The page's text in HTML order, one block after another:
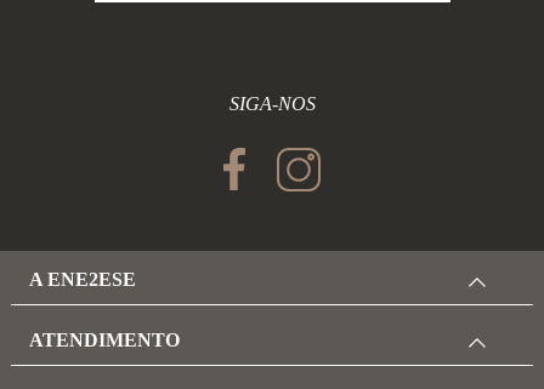
SIGA-NOS
A ENE2ESE
ATENDIMENTO